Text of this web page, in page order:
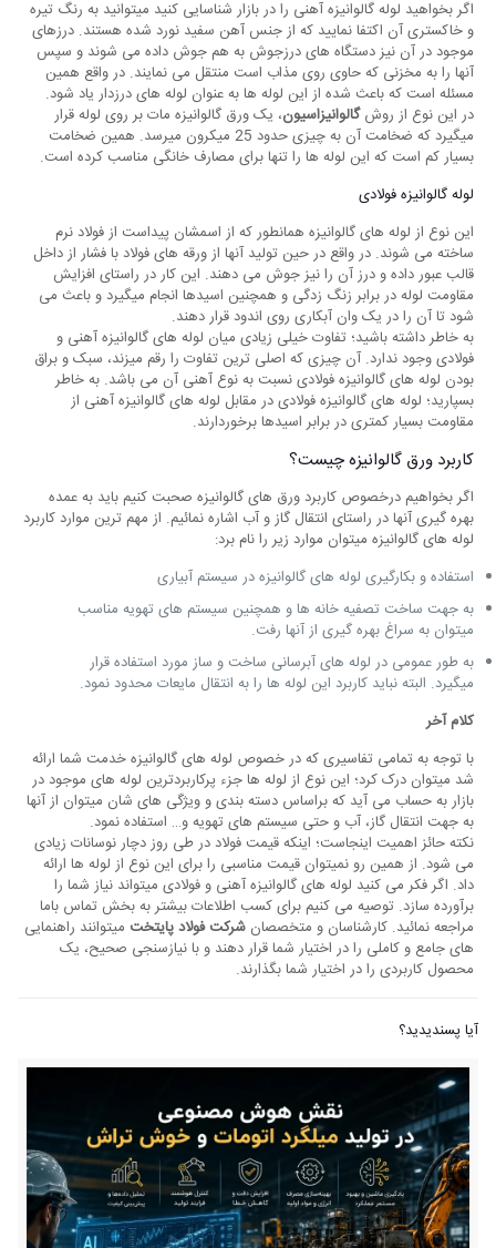
اگر بخواهید لوله گالوانیزه آهنی را در بازار شناسایی کنید میتوانید به رنگ تیره
و خاکستری آن اکتفا نمایید که از جنس آهن سفید نورد شده هستند. درزهای
موجود در آن نیز دستگاه های درزجوش به هم جوش داده می شوند و سپس
آنها را به مخزنی که حاوی روی مذاب است منتقل می نمایند. در واقع همین
مسئله است که باعث شده از این لوله ها به عنوان لوله های درزدار یاد شود.
در این نوع از روشگالوانیزاسیون، یک ورق گالوانیزه مات بر روی لوله قرار
میگیرد که ضخامت آن به چیزی حدود 25 میکرون میرسد. همین ضخامت
بسیار کم است که این لوله ها را تنها برای مصارف خانگی مناسب کرده است.
لوله گالوانیزه فولادی
این نوع از لوله های گالوانیزه همانطور که از اسمشان پیداست از فولاد نرم
ساخته می شوند. در واقع در حین تولید آنها از ورقه های فولاد با فشار از داخل
قالب عبور داده و درز آن را نیز جوش می دهند. این کار در راستای افزایش
مقاومت لوله در برابر زنگ زدگی و همچنین اسیدها انجام میگیرد و باعث می
شود تا آن را در یک وان آبکاری روی اندود قرار دهند.
به خاطر داشته باشید؛ تفاوت خیلی زیادی میان لوله های گالوانیزه آهنی و
فولادی وجود ندارد. آن چیزی که اصلی ترین تفاوت را رقم میزند، سبک و براق
بودن لوله های گالوانیزه فولادی نسبت به نوع آهنی آن می باشد. به خاطر
بسپارید؛ لوله های گالوانیزه فولادی در مقابل لوله های گالوانیزه آهنی از
مقاومت بسیار کمتری در برابر اسیدها برخوردارند.
کاربرد ورق گالوانیزه چیست؟
اگر بخواهیم درخصوص کاربرد ورق های گالوانیزه صحبت کنیم باید به عمده
بهره گیری آنها در راستای انتقال گاز و آب اشاره نمائیم. از مهم ترین موارد کاربرد
لوله های گالوانیزه میتوان موارد زیر را نام برد:
استفاده و بکارگیری لوله های گالوانیزه در سیستم آبیاری
به جهت ساخت تصفیه خانه ها و همچنین سیستم های تهویه مناسب
میتوان به سراغ بهره گیری از آنها رفت.
به طور عمومی در لوله های آبرسانی ساخت و ساز مورد استفاده قرار
میگیرد. البته نباید کاربرد این لوله ها را به انتقال مایعات محدود نمود.
کلام آخر
با توجه به تمامی تفاسیری که در خصوص لوله های گالوانیزه خدمت شما ارائه
شد میتوان درک کرد؛ این نوع از لوله ها جزء پرکاربردترین لوله های موجود در
بازار به حساب می آید که براساس دسته بندی و ویژگی های شان میتوان از آنها
به جهت انتقال گاز، آب و حتی سیستم های تهویه و… استفاده نمود.
نکته حائز اهمیت اینجاست؛ اینکه قیمت فولاد در طی روز دچار نوسانات زیادی
می شود. از همین رو نمیتوان قیمت مناسبی را برای این نوع از لوله ها ارائه
داد. اگر فکر می کنید لوله های گالوانیزه آهنی و فولادی میتواند نیاز شما را
برآورده سازد. توصیه می کنیم برای کسب اطلاعات بیشتر به بخش تماس باما
مراجعه نمائید. کارشناسان و متخصصانشرکت فولاد پایتخت میتوانند راهنمایی
های جامع و کاملی را در اختیار شما قرار دهند و با نیازسنجی صحیح، یک
محصول کاربردی را در اختیار شما بگذارند.
آیا پسندیدید؟